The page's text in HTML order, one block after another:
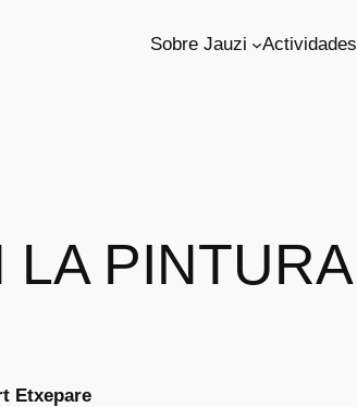
Sobre Jauzi Actividades
LA PINTURA
Etxepare